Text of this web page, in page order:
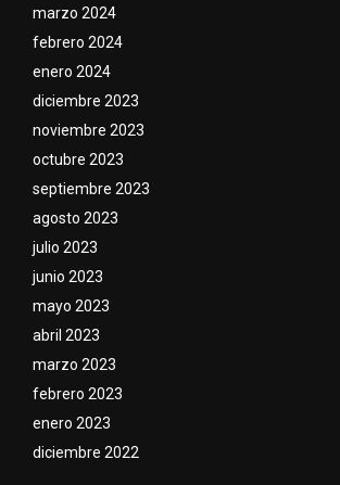
marzo 2024
febrero 2024
enero 2024
diciembre 2023
noviembre 2023
octubre 2023
septiembre 2023
agosto 2023
julio 2023
junio 2023
mayo 2023
abril 2023
marzo 2023
febrero 2023
enero 2023
diciembre 2022